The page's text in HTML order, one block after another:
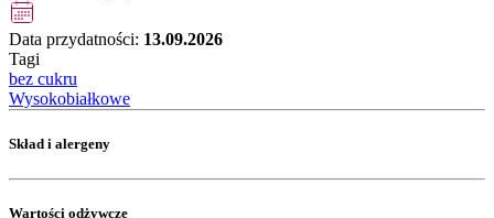
Data przydatności: 13.09.2026
Tagi
bez cukru
Wysokobiałkowe
Skład i alergeny
Wartości odżywcze